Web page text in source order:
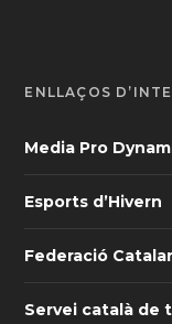
ENLLAÇOS
Media Pro
Esports d’Hivern
Federació
Servei català de